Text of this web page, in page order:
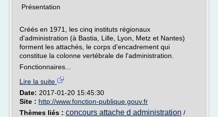
Présentation
Créés en 1971, les cinq instituts régionaux
d'administration (à Bastia, Lille, Lyon, Metz et Nantes)
forment les attachés, le corps d'encadrement qui
constitue la colonne vertébrale de l'administration.
Fonctionnaires...
Lire la suite
Date: 2017-01-20 15:45:30
Site : http://www.fonction-publique.gouv.fr
Thèmes liés : concours attache d administration /